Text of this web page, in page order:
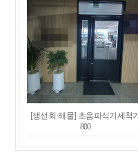
[생선회·해물] 초음파식기세척기
800